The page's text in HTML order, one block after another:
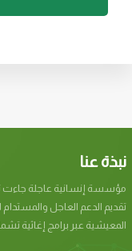
نبذة عنا
مؤسسة إنسانیة عاجلة جاءت
تقدیم الدعم العاجل
المعیشیة عبر برامج إغاثیة تشمل